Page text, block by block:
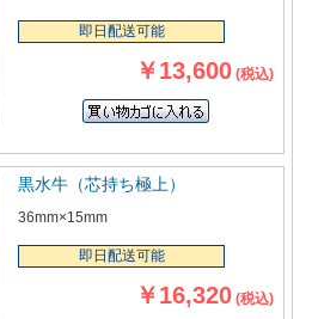
即日配送可能
￥13,600 (税込)
黒水牛（芯持ち極上）
36mm×15mm
即日配送可能
￥16,320 (税込)